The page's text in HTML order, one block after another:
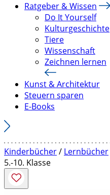
Ratgeber & Wissen
Do It Yourself
Kulturgeschichte
Tiere
Wissenschaft
Zeichnen lernen
Kunst & Architektur
Steuern sparen
E-Books
Kinderbücher/ Lernbücher
5.-10. Klasse